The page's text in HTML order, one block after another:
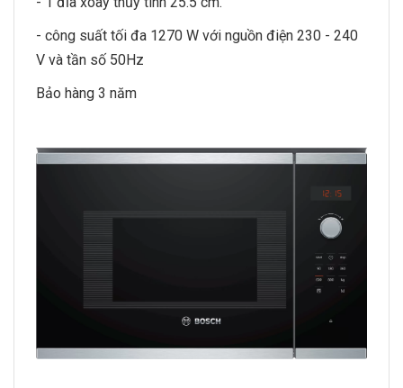
- công suất tối đa 1270 W với nguồn điện 230 - 240
V và tần số 50Hz
Bảo hàng 3 năm